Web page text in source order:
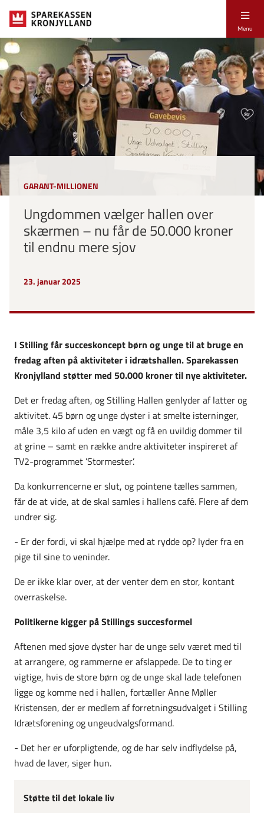
Menu
GARANT-MILLIONEN
Ungdommen vælger hallen over
skærmen – nu får de 50.000 kroner
til endnu mere sjov
23. januar 2025
I Stilling får succeskoncept børn og unge til at bruge en
fredag aften på aktiviteter i idrætshallen. Sparekassen
Kronjylland støtter med 50.000 kroner til nye aktiviteter.
Det er fredag aften, og Stilling Hallen genlyder af latter og
aktivitet. 45 børn og unge dyster i at smelte isterninger,
måle 3,5 kilo af uden en vægt og få en uvildig dommer til
at grine – samt en række andre aktiviteter inspireret af
TV2-programmet ’Stormester’.
Da konkurrencerne er slut, og pointene tælles sammen,
får de at vide, at de skal samles i hallens café. Flere af dem
undrer sig.
- Er der fordi, vi skal hjælpe med at rydde op? lyder fra en
pige til sine to veninder.
De er ikke klar over, at der venter dem en stor, kontant
overraskelse.
Politikerne kigger på Stillings succesformel
Aftenen med sjove dyster har de unge selv været med til
at arrangere, og rammerne er afslappede. De to ting er
vigtige, hvis de store børn og de unge skal lade telefonen
ligge og komme ned i hallen, fortæller Anne Møller
Kristensen, der er medlem af forretningsudvalget i Stilling
Idrætsforening og ungeudvalgsformand.
- Det her er uforpligtende, og de har selv indflydelse på,
hvad de laver, siger hun.
Støtte til det lokale liv